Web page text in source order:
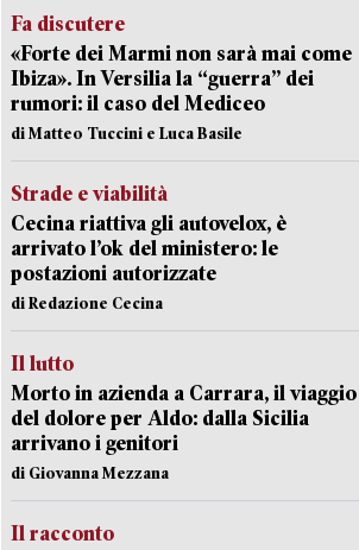
Fa discutere
«Forte dei Marmi non sarà mai come
Ibiza». In Versilia la “guerra” dei
rumori: il caso del Mediceo
di Matteo Tuccini e Luca Basile
Strade e viabilità
Cecina riattiva gli autovelox, è
arrivato l’ok del ministero: le
postazioni autorizzate
di Redazione Cecina
Il lutto
Morto in azienda a Carrara, il viaggio
del dolore per Aldo: dalla Sicilia
arrivano i genitori
di Giovanna Mezzana
Il racconto